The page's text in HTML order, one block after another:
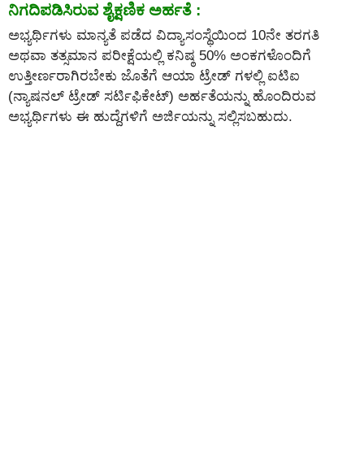
ನಿಗದಿಪಡಿಸಿರುವ ಶೈಕ್ಷಣಿಕ ಅರ್ಹತೆ :
ಅಭ್ಯರ್ಥಿಗಳು ಮಾನ್ಯತೆ ಪಡೆದ ವಿದ್ಯಾಸಂಸ್ಥೆಯಿಂದ 10ನೇ ತರಗತಿ
ಅಥವಾ ತತ್ಸಮಾನ ಪರೀಕ್ಷೆಯಲ್ಲಿ ಕನಿಷ್ಠ 50% ಅಂಕಗಳೊಂದಿಗೆ
ಉತ್ತೀರ್ಣರಾಗಿರಬೇಕು ಜೊತೆಗೆ ಆಯಾ ಟ್ರೇಡ್ ಗಳಲ್ಲಿ ಐಟಿಐ
(ನ್ಯಾಷನಲ್ ಟ್ರೇಡ್ ಸರ್ಟಿಫಿಕೇಟ್) ಅರ್ಹತೆಯನ್ನು ಹೊಂದಿರುವ
ಅಭ್ಯರ್ಥಿಗಳು ಈ ಹುದ್ದೆಗಳಿಗೆ ಅರ್ಜಿಯನ್ನು ಸಲ್ಲಿಸಬಹುದು.